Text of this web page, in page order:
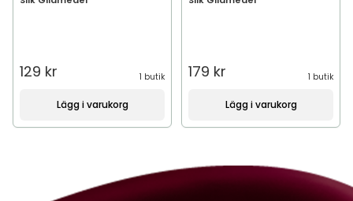
129 kr 1 butik
Lägg i varukorg
179 kr 1 butik
Lägg i varukorg